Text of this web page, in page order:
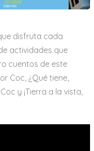
disfruta cada
actividades que
cuentos de este
Coc, ¿Qué tiene,
y ¡Tierra a la vista,